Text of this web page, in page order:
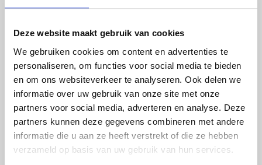
Deze website maakt gebruik van cookies
We gebruiken cookies om content en advertenties te
personaliseren, om functies voor social media te bieden
en om ons websiteverkeer te analyseren. Ook delen we
informatie over uw gebruik van onze site met onze
partners voor social media, adverteren en analyse. Deze
partners kunnen deze gegevens combineren met andere
informatie die u aan ze heeft verstrekt of die ze hebben
verzameld op basis van uw gebruik van hun services.
Helemaal op m’n plek!
“Wanneer je eenmaal gewerkt hebt, is het lastig om
weer te gaan studeren, een BBL-studie waarbij werken
en leren wordt gecombineerd is daarom heel fijn voor
mij” vertelt Vérine enthousiast. “Het bedrijf D&W
Process Technology hoorde dat ik opzoek was naar een
werk-leerplek, zij vertelde me meer over het SMO-traject
en de ondersteuning die ze bieden. Ik heb nu het eerste
jaar van de studie Allround Constructiewerker
gedaan bij D&W Process Technology en ik kan zeggen; ik
zit hier helemaal op m’n plek!